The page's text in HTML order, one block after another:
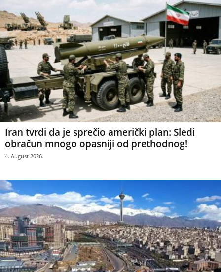
Iran tvrdi da je sprečio američki plan: Sledi
obračun mnogo opasniji od prethodnog!
4. August 2026.